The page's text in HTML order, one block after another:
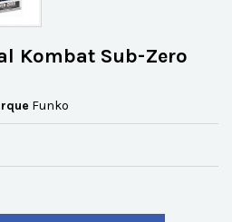
Kombat Sub-Zero
Funko